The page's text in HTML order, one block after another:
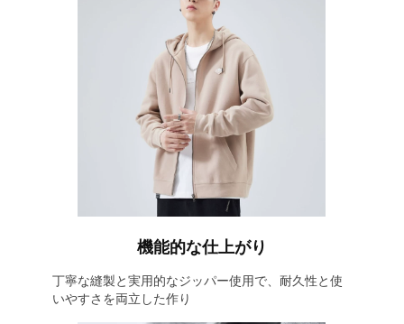
機能的な仕上がり
丁寧な縫製と実用的なジッパー使用で、耐久性と使
いやすさを両立した作り